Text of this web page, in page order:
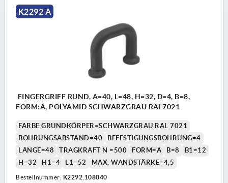
K2292 A
FINGERGRIFF RUND, A=40, L=48, H=32, D=4, B=8,
FORM:A, POLYAMID SCHWARZGRAU RAL7021
FARBE GRUNDKÖRPER=SCHWARZGRAU RAL 7021
BOHRUNGSABSTAND=40
BEFESTIGUNGSBOHRUNG=4
LÄNGE=48
TRAGKRAFT N =500 FORM=A B=8
B1=12
H=32
H1=4 L1=52 MAX. WANDSTÄRKE=4,5
Bestellnummer: K2292.108040